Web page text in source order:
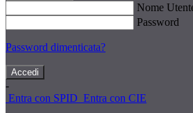
Nome
Password
Password dimenticata?
-
Entra con SPID Entra con CIE